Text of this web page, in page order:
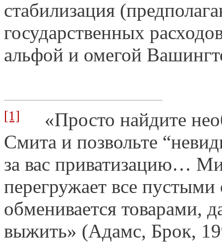
стабилизация
государственных
альфой и омегой
[1]
«Просто найдите
Смита и позвольте
за вас приватизацию…
перегружает все пустыми
обменивается товарами,
выжить» (Адамс, Брок,